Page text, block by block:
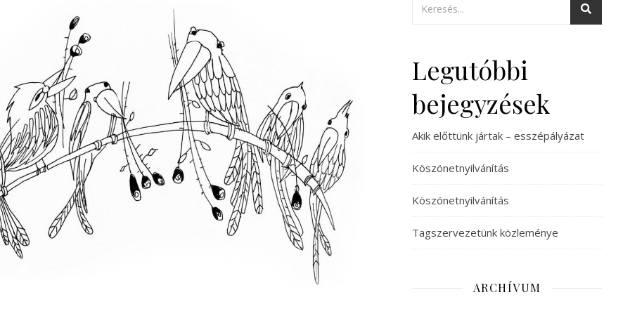
Legutóbbi
bejegyzések
Akik előttünk jártak – esszépályázat
Köszönetnyilvánítás
Köszönetnyilvánítás
Tagszervezetünk közleménye
ARCHÍVUM